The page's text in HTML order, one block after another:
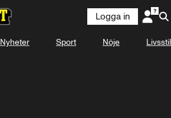
Logga in
Nyheter Sport Nöje Livsstil